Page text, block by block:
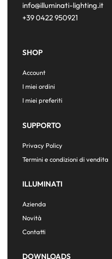
info@illuminati-lighting.it
+39 0422 950921
SHOP
Account
I miei ordini
I miei preferiti
SUPPORTO
Privacy Policy
Termini e condizioni di vendita
ILLUMINATI
Azienda
Novità
Contatti
DOWNLOADS